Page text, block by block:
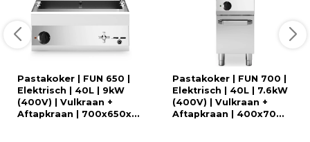
Pastakoker | FUN 650 |
Elektrisch | 40L | 9kW
(400V) | Vulkraan +
Aftapkraan | 700x650x...
Pastakoker | FUN 700 |
Elektrisch | 40L | 7.6kW
(400V) | Vulkraan +
Aftapkraan | 400x70...